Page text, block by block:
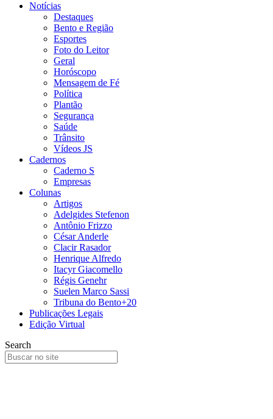
Notícias
Destaques
Bento e Região
Esportes
Foto do Leitor
Geral
Horóscopo
Mensagem de Fé
Política
Plantão
Segurança
Saúde
Trânsito
Vídeos JS
Cadernos
Caderno S
Empresas
Colunas
Artigos
Adelgides Stefenon
Antônio Frizzo
César Anderle
Clacir Rasador
Henrique Alfredo
Itacyr Giacomello
Régis Genehr
Suelen Marco Sassi
Tribuna do Bento+20
Publicações Legais
Edição Virtual
Search